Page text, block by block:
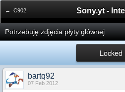
← C902
Potrzebuję zdjęcia płyty głównej
Locked
bartq92
07 Feb 2012